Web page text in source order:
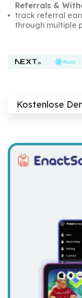
Referrals &
track referral
through multiple
Kostenlose